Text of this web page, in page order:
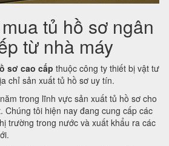
tủ hồ sơ ngân
từ nhà máy
sơ cao cấp thuộc công ty thiết bị vật tư
chỉ sản xuất tủ hồ sơ uy tín.
trong lĩnh vực sản xuất tủ hồ sơ cho
Chúng tôi hiện nay đang cung cấp các
trường trong nước và xuất khẩu ra các